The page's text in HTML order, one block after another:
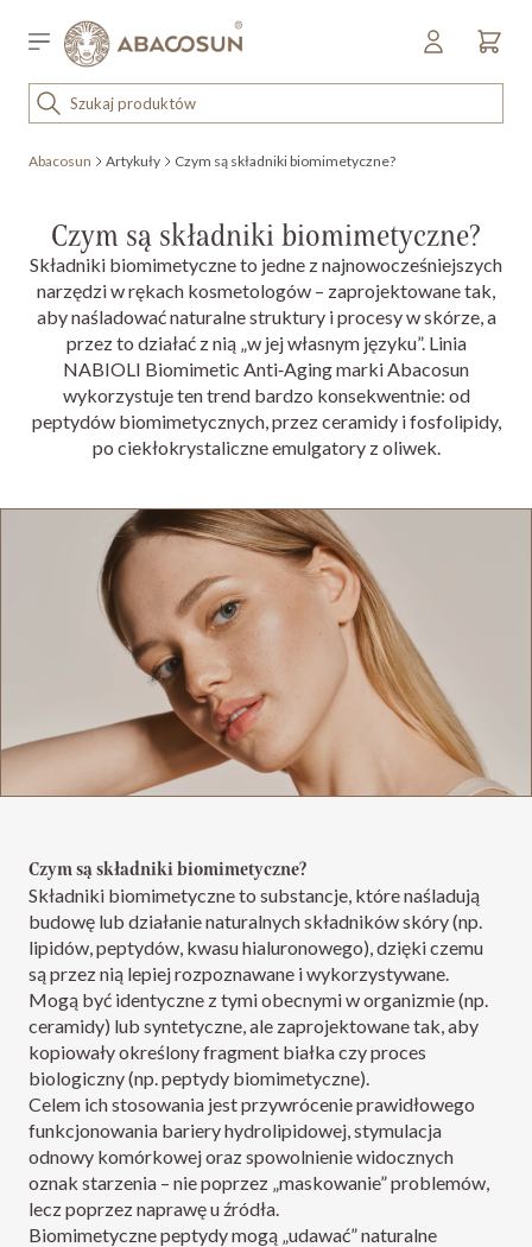
Sklep detaliczny
OUTLET
KOSMETYKI
Abacosun Artykuły Czym są składniki biomimetyczne?
Czym są składniki biomimetyczne?
Składniki biomimetyczne to jedne z najnowocześniejszych
narzędzi w rękach kosmetologów – zaprojektowane tak,
aby naśladować naturalne struktury i procesy w skórze, a
przez to działać z nią „w jej własnym języku”. Linia
NABIOLI Biomimetic Anti‑Aging marki Abacosun
wykorzystuje ten trend bardzo konsekwentnie: od
peptydów biomimetycznych, przez ceramidy i fosfolipidy,
po ciekłokrystaliczne emulgatory z oliwek.​
Czym są składniki biomimetyczne?
Składniki biomimetyczne to substancje, które naśladują
budowę lub działanie naturalnych składników skóry (np.
lipidów, peptydów, kwasu hialuronowego), dzięki czemu
są przez nią lepiej rozpoznawane i wykorzystywane.
Mogą być identyczne z tymi obecnymi w organizmie (np.
ceramidy) lub syntetyczne, ale zaprojektowane tak, aby
kopiowały określony fragment białka czy proces
biologiczny (np. peptydy biomimetyczne).
Celem ich stosowania jest przywrócenie prawidłowego
funkcjonowania bariery hydrolipidowej, stymulacja
odnowy komórkowej oraz spowolnienie widocznych
oznak starzenia – nie poprzez „maskowanie” problemów,
lecz poprzez naprawę u źródła.
Biomimetyczne peptydy mogą „udawać” naturalne